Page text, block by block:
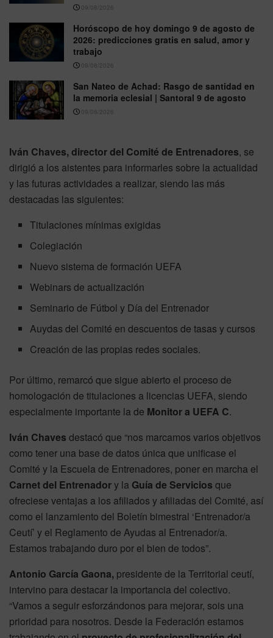
09/08/2026
Horóscopo de hoy domingo 9 de agosto de
2026: predicciones gratis en salud, amor y
trabajo
09/08/2026
San Nateo de Achad: Rasgo de santidad en
la memoria eclesial | Santoral 9 de agosto
09/08/2026
Iván Chaves, director del Comité de Entrenadores, se
dirigió a los aistentes para informarles sobre la actualidad
y las futuras actividades a realizar, siendo las más
destacadas las siguientes:
Titulaciones mínimas exigidas
Colegiación
Nuevo sistema de formación UEFA
Webinars de actualización
Seminario de Fútbol y Día del Entrenador
Auydas del Comité en descuentos de tasas y cursos
Creación de las propias redes sociales.
Por último, remarcó que sigue abierto el proceso de
homologación de titulaciones a licencias UEFA, siendo
especialmente importante la de Monitor a UEFA C.
Iván Chaves destacó que “nos marcamos varios objetivos
como tener una base de datos única que unificase el
Comité y la Escuela de Entrenadores, poner en marcha el
Carnet del Entrenadory la Guía de Servicios que
ofreciese ventajas a los afiliados y afiliadas del Comité, así
como el lanzamiento del Boletín bimestral ‘Entrenador/a
Ceutí’ y el Reglamento de Ayudas al Entrenador/a.
Estamos trabajando duro por el bien de todos”.
Antonio García Gaona, presidente de la Territorial ceutí,
intervino para destacar la importancia del colectivo.
“Vamos a seguir esforzándonos para mejorar, sois una
prioridad para nosotros. Desde la Federación estamos